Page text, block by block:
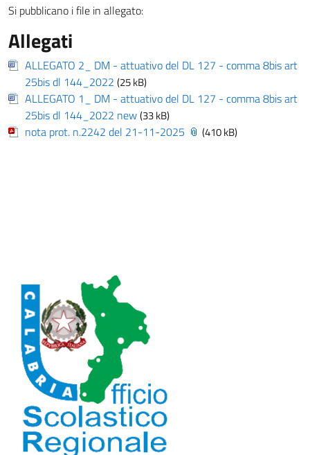
Si pubblicano i file in allegato:
Allegati
ALLEGATO 2_ DM - attuativo del DL 127 - comma 8bis art
25bis dl 144_2022 (25 kB)
ALLEGATO 1_ DM - attuativo del DL 127 - comma 8bis art
25bis dl 144_2022 new(33 kB)
nota prot. n.2242 del 21-11-2025 (410 kB)